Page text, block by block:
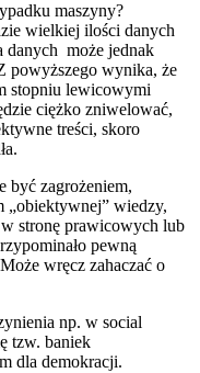
maszyny?
wielkiej ilości danych
danych może jednak
powyższego wynika, że
stopniu lewicowymi
ciężko zniwelować,
treści, skoro
być zagrożeniem,
„obiektywnej” wiedzy,
stronę prawicowych lub
pewną
wręcz zahaczać o
np. w social
tzw. baniek
dla demokracji.